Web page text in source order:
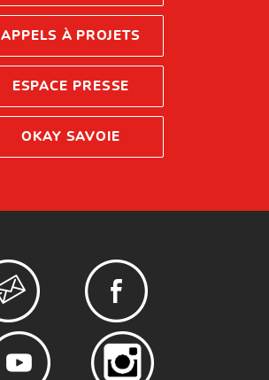
APPELS À PROJETS
ESPACE PRESSE
OKAY SAVOIE